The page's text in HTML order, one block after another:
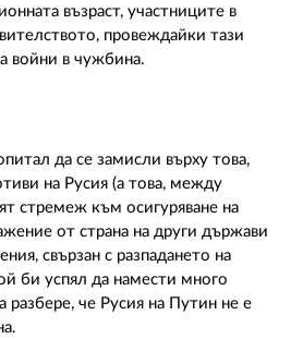
възраст, участниците в
провеждайки тази
войни в чужбина.
да се замисли върху това,
на Русия (а това, между
стремеж към осигуряване на
от страна на други държави
свързан с разпадането на
би успял да намести много
разбере, че Русия на Путин не е